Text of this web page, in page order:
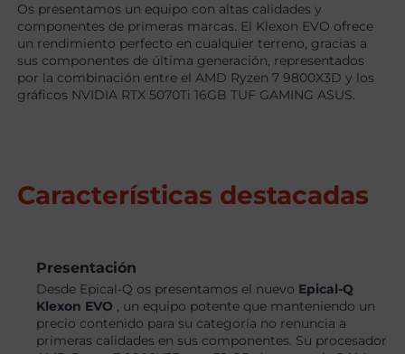
Os presentamos un equipo con altas calidades y
componentes de primeras marcas. El Klexon EVO ofrece
un rendimiento perfecto en cualquier terreno, gracias a
sus componentes de última generación, representados
por la combinación entre el AMD Ryzen 7 9800X3D y los
gráficos NVIDIA RTX 5070Ti 16GB TUF GAMING ASUS.
Características destacadas
Presentación
Desde Epical-Q os presentamos el nuevo Epical-Q
Klexon EVO , un equipo potente que manteniendo un
precio contenido para su categoría no renuncia a
primeras calidades en sus componentes. Su procesador